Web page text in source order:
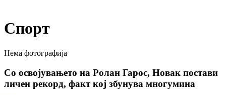
Спорт
Нема фотографија
Со освојувањето на Ролан Гарос, Новак постави
личен рекорд, факт кој збунува многумина